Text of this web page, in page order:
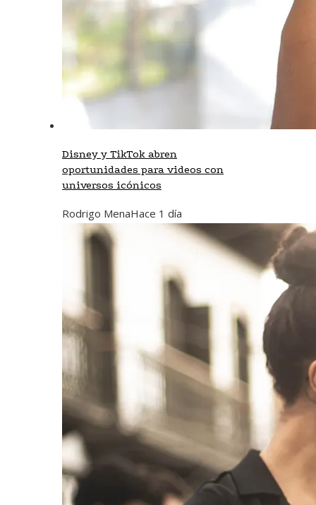
Disney y TikTok abren
oportunidades para videos con
universos icónicos
Rodrigo MenaHace 1 día